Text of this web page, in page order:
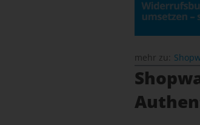
mehr zu: